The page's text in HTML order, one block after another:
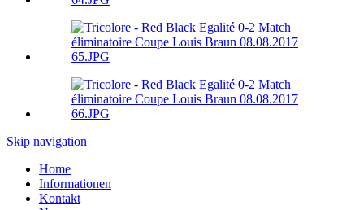
Skip navigation
Home
Informationen
Kontakt